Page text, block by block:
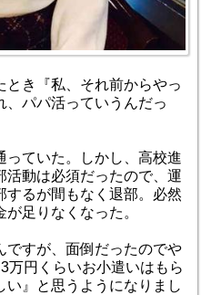
とき『私、それ前からやっ
、パパ活っていうんだっ
っていた。しかし、高校進
活動は必須だったので、運
するが間もなく退部。必然
足りなくなった。
ですが、面倒だったのでや
万円くらいお小遣いはもら
い』と思うようになりまし